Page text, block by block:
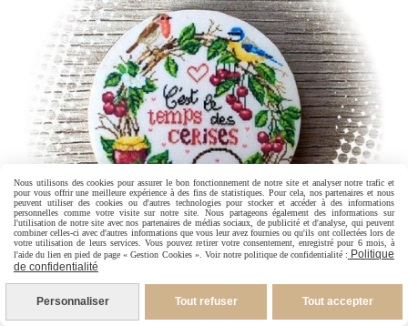
Nous utilisons des cookies pour assurer le bon fonctionnement de notre site et analyser notre trafic et
pour vous offrir une meilleure expérience à des fins de statistiques. Pour cela, nos partenaires et nous
peuvent utiliser des cookies ou d'autres technologies pour stocker et accéder à des informations
personnelles comme votre visite sur notre site. Nous partageons également des informations sur
l'utilisation de notre site avec nos partenaires de médias sociaux, de publicité et d'analyse, qui peuvent
combiner celles-ci avec d'autres informations que vous leur avez fournies ou qu'ils ont collectées lors de
votre utilisation de leurs services. Vous pouvez retirer votre consentement, enregistré pour 6 mois, à
l'aide du lien en pied de page « Gestion Cookies ». Voir notre politique de confidentialité : Politique
de confidentialité
Personnaliser Tout refuser Tout accepter